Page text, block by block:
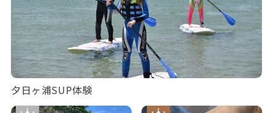
夕日ヶ浦SUP体験